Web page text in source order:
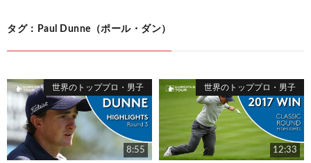
タグ：Paul Dunne（ポール・ダン）
世界のトッププロ・男子
8:55
世界のトッププロ・男子
12:33